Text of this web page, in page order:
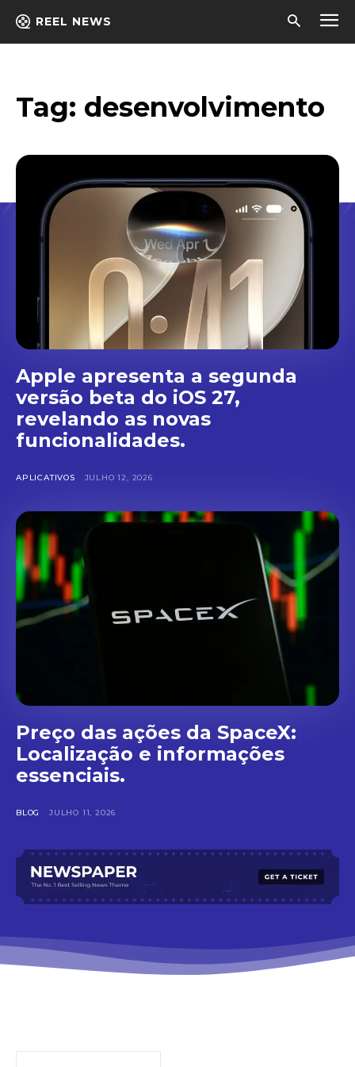
REEL NEWS
Tag: desenvolvimento
Apple apresenta a segunda
versão beta do iOS 27,
revelando as novas
funcionalidades.
APLICATIVOS JULHO 12, 2026
Preço das ações da SpaceX:
Localização e informações
essenciais.
BLOG JULHO 11, 2026